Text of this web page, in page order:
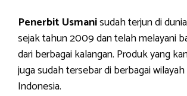
Penerbit Usmanisudah terjun di
sejak tahun 2009 dan telah melayani
dari berbagai kalangan. Produk yang
juga sudah tersebar di berbagai
Indonesia.